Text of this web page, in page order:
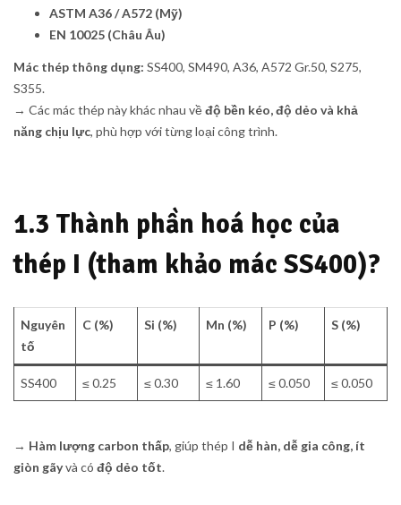
ASTM A36 / A572 (Mỹ)
EN 10025 (Châu Âu)
Mác thép thông dụng: SS400, SM490, A36, A572 Gr.50, S275,
S355.
→ Các mác thép này khác nhau về độ bền kéo, độ dẻo và khả
năng chịu lực, phù hợp với từng loại công trình.
1.3 Thành phần hoá học của
thép I (tham khảo mác SS400)?
Nguyên
tố
C (%) Si (%) Mn (%) P (%) S (%)
SS400 ≤ 0.25 ≤ 0.30 ≤ 1.60 ≤ 0.050 ≤ 0.050
→ Hàm lượng carbon thấp, giúp thép I dễ hàn, dễ gia công, ít
giòn gãyvà có độ dẻo tốt.